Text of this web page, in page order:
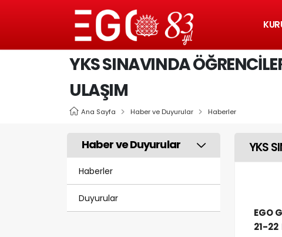
YKS SINAVINDA
ULAŞIM
Ana Sayfa Haber ve Duyurular Haberler
Haber ve Duyurular
Haberler
Duyurular
YKS
EGO
21-